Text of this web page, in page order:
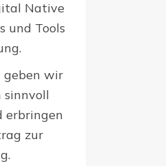
Native
und Tools
geben wir
sinnvoll
erbringen
zur